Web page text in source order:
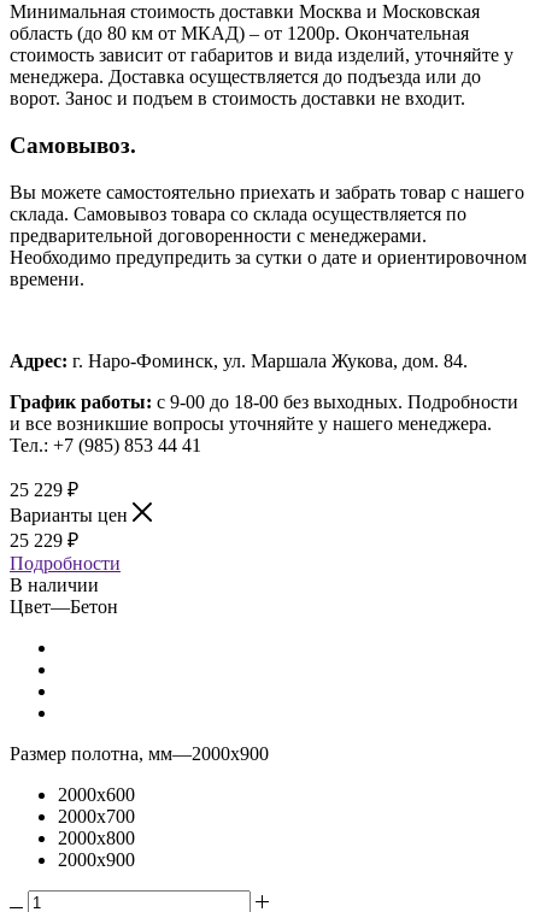
Минимальная стоимость доставки Москва и Московская
область (до 80 км от МКАД) – от 1200р. Окончательная
стоимость зависит от габаритов и вида изделий, уточняйте у
менеджера. Доставка осуществляется до подъезда или до
ворот. Занос и подъем в стоимость доставки не входит.
Самовывоз.
Вы можете самостоятельно приехать и забрать товар с нашего
склада. Самовывоз товара со склада осуществляется по
предварительной договоренности с менеджерами.
Необходимо предупредить за сутки о дате и ориентировочном
времени.
Адрес: г. Наро-Фоминск, ул. Маршала Жукова, дом. 84.
График работы: с 9-00 до 18-00 без выходных. Подробности
и все возникшие вопросы уточняйте у нашего менеджера.
Тел.: +7 (985) 853 44 41
25 229 ₽
Варианты цен
25 229 ₽
Подробности
В наличии
Цвет—Бетон
Размер полотна, мм—2000x900
2000x600
2000x700
2000x800
2000x900